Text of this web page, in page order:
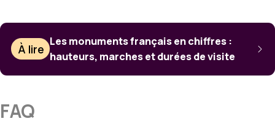
À lire
Les monuments français en chiffres :
hauteurs, marches et durées de visite
FAQ